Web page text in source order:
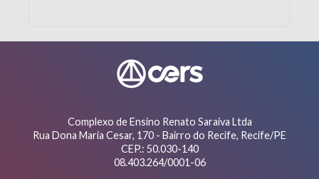
Complexo de Ensino Renato Saraiva Ltda
Rua Dona Maria Cesar, 170 - Bairro do Recife, Recife/PE
CEP.: 50.030-140
08.403.264/0001-06